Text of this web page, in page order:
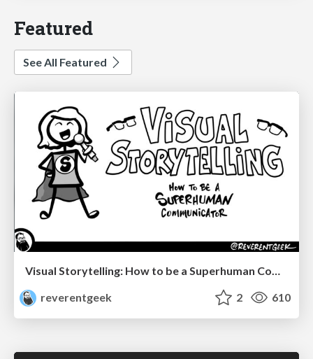
Featured
See All Featured
Visual Storytelling: How to be a Superhuman Communicator
reverentgeek
2 610